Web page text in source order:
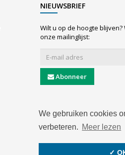
We gebruiken cookies
verbeteren. Meer lezen
✓
NIEUWSBRIEF
Wilt u op de hoogte blijven?
onze mailinglijst:
Abonneer